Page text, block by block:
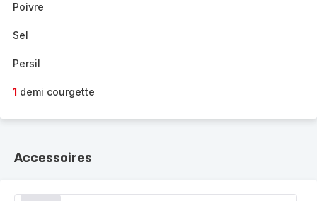
Poivre
Sel
Persil
1 demi courgette
Accessoires